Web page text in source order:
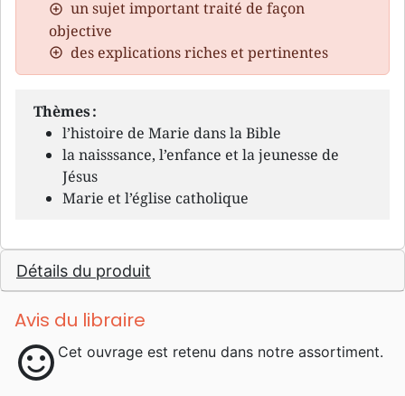
un sujet important traité de façon
objective
des explications riches et pertinentes
Thèmes :
l’histoire de Marie dans la Bible
la naisssance, l’enfance et la jeunesse de
Jésus
Marie et l’église catholique
Détails du produit
Avis du libraire
sentiment_satisfied Cet ouvrage est retenu dans notre assortiment.